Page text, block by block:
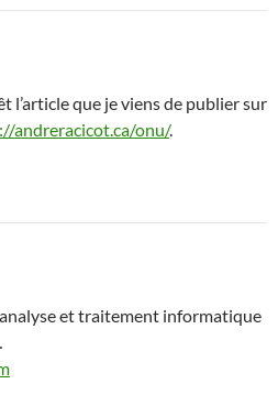
l’article que je viens de publier sur
andreracicot.ca/onu/.
et traitement informatique